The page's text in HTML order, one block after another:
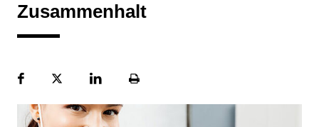
Zusammenhalt
FacebookPlattformLinekdInSeite